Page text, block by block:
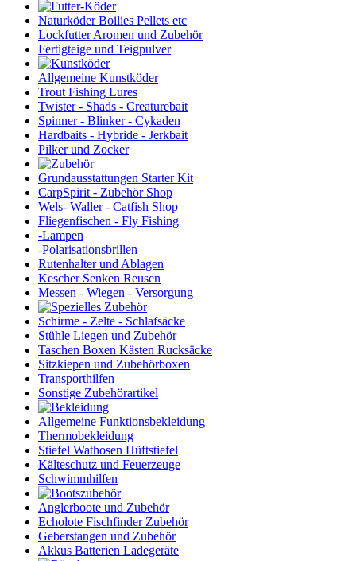
Naturköder Boilies Pellets etc
Lockfutter Aromen und Zubehör
Fertigteige und Teigpulver
Allgemeine Kunstköder
Trout Fishing Lures
Twister - Shads - Creaturebait
Spinner - Blinker - Cykaden
Hardbaits - Hybride - Jerkbait
Pilker und Zocker
Grundausstattungen Starter Kit
CarpSpirit - Zubehör Shop
Wels- Waller - Catfish Shop
Fliegenfischen - Fly Fishing
-Lampen
-Polarisationsbrillen
Rutenhalter und Ablagen
Kescher Senken Reusen
Messen - Wiegen - Versorgung
Schirme - Zelte - Schlafsäcke
Stühle Liegen und Zubehör
Taschen Boxen Kästen Rucksäcke
Sitzkiepen und Zubehörboxen
Transporthilfen
Sonstige Zubehörartikel
Allgemeine Funktionsbekleidung
Thermobekleidung
Stiefel Wathosen Hüftstiefel
Kälteschutz und Feuerzeuge
Schwimmhilfen
Anglerboote und Zubehör
Echolote Fischfinder Zubehör
Geberstangen und Zubehör
Akkus Batterien Ladegeräte